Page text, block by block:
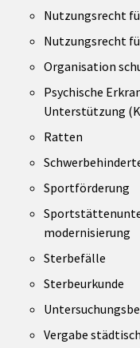
Nutzungsrecht
Nutzungsrecht
Organisation
Psychische
Unterstützung
Ratten
Sportförderung
modernisierung
Sterbefälle
Sterbeurkunde
Vergabe